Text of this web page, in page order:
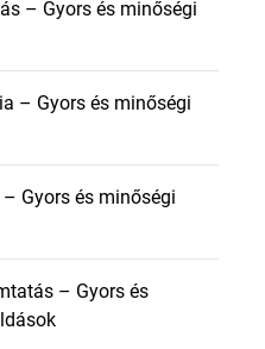
– Gyors és minőségi
– Gyors és minőségi
Gyors és minőségi
– Gyors és